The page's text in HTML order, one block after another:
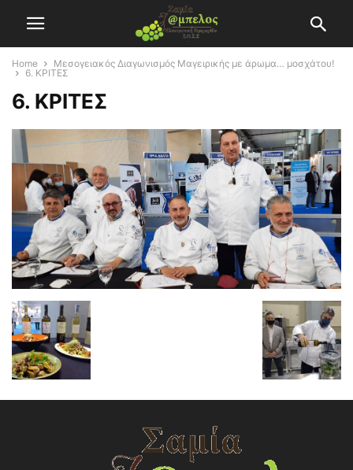
Home
Μεσογειακός Διαγωνισμός Μαγειρικής με άρωμα… μοσχάτου!
6. ΚΡΙΤΕΣ
6. ΚΡΙΤΕΣ